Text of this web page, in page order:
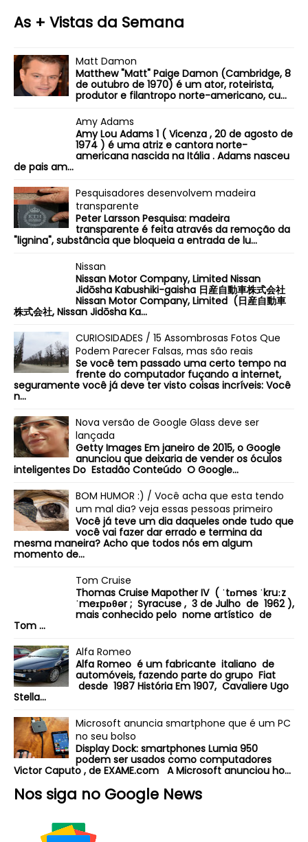
As + Vistas da Semana
Matt Damon
Matthew "Matt" Paige Damon (Cambridge, 8
de outubro de 1970) é um ator, roteirista,
produtor e filantropo norte-americano, cu...
Amy Adams
Amy Lou Adams 1 ( Vicenza , 20 de agosto de
1974 ) é uma atriz e cantora norte-
americana nascida na Itália . Adams nasceu
de pais am...
Pesquisadores desenvolvem madeira
transparente
Peter Larsson Pesquisa: madeira
transparente é feita através da remoção da
"lignina", substância que bloqueia a entrada de lu...
Nissan
Nissan Motor Company, Limited Nissan
Jidōsha Kabushiki-gaisha 日産自動車株式会社
Nissan Motor Company, Limited (日産自動車
株式会社, Nissan Jidōsha Ka...
CURIOSIDADES / 15 Assombrosas Fotos Que
Podem Parecer Falsas, mas são reais
Se você tem passado uma certo tempo na
frente do computador fuçando a internet,
seguramente você já deve ter visto coisas incríveis: Você
n...
Nova versão de Google Glass deve ser
lançada
Getty Images Em janeiro de 2015, o Google
anunciou que deixaria de vender os óculos
inteligentes Do Estadão Conteúdo O Google...
BOM HUMOR :) / Você acha que esta tendo
um mal dia? veja essas pessoas primeiro
Você já teve um dia daqueles onde tudo que
você vai fazer dar errado e termina da
mesma maneira? Acho que todos nós em algum
momento de...
Tom Cruise
Thomas Cruise Mapother IV ( ˈtɒməs ˈkruːz
ˈmeɪpɒθər ; Syracuse , 3 de Julho de 1962 ),
mais conhecido pelo nome artístico de
Tom ...
Alfa Romeo
Alfa Romeo é um fabricante italiano de
automóveis, fazendo parte do grupo Fiat
desde 1987 História Em 1907, Cavaliere Ugo
Stella...
Microsoft anuncia smartphone que é um PC
no seu bolso
Display Dock: smartphones Lumia 950
podem ser usados como computadores
Victor Caputo , de EXAME.com A Microsoft anunciou ho...
Nos siga no Google News